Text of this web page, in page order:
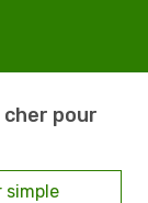
pour
simple